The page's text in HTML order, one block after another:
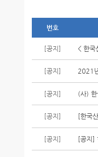
번호
[공지] < 한국
[공지] 2021
[공지] (사)
[공지] [한국
[공지] [공지]